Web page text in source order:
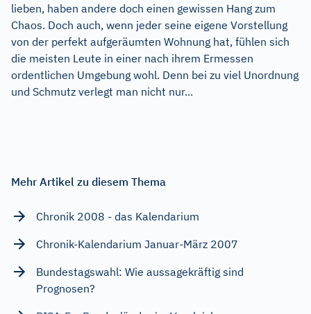
lieben, haben andere doch einen gewissen Hang zum
Chaos. Doch auch, wenn jeder seine eigene Vorstellung
von der perfekt aufgeräumten Wohnung hat, fühlen sich
die meisten Leute in einer nach ihrem Ermessen
ordentlichen Umgebung wohl. Denn bei zu viel Unordnung
und Schmutz verlegt man nicht nur...
Mehr Artikel zu diesem Thema
Chronik 2008 - das Kalendarium
Chronik-Kalendarium Januar-März 2007
Bundestagswahl: Wie aussagekräftig sind
Prognosen?